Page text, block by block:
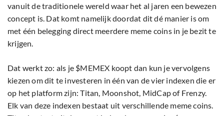
vanuit de traditionele wereld waar het al jaren een bewezen
concept is. Dat komt namelijk doordat dit dé manier is om
met één belegging direct meerdere meme coins in je bezit te
krijgen.
Dat werkt zo: als je $MEMEX koopt dan kun je vervolgens
kiezen om dit te investeren in één van de vier indexen die er
op het platform zijn: Titan, Moonshot, MidCap of Frenzy.
Elk van deze indexen bestaat uit verschillende meme coins.